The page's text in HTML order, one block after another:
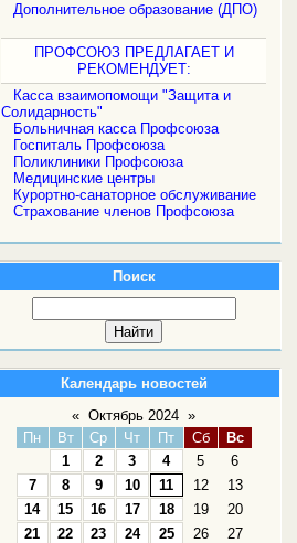
Дополнительное образование (ДПО)
ПРОФСОЮЗ ПРЕДЛАГАЕТ И
РЕКОМЕНДУЕТ:
Касса взаимопомощи "Защита и
Солидарность"
Больничная касса Профсоюза
Госпиталь Профсоюза
Поликлиники Профсоюза
Медицинские центры
Курортно-санаторное обслуживание
Страхование членов Профсоюза
Поиск
Календарь новостей
« Октябрь 2024 »
Пн
Вт Ср Чт Пт Сб
Вс
1
2 3 4 5
6
7
8 9 10 11 12
13
14
15 16 17 18 19
20
21
22 23 24 25 26
27